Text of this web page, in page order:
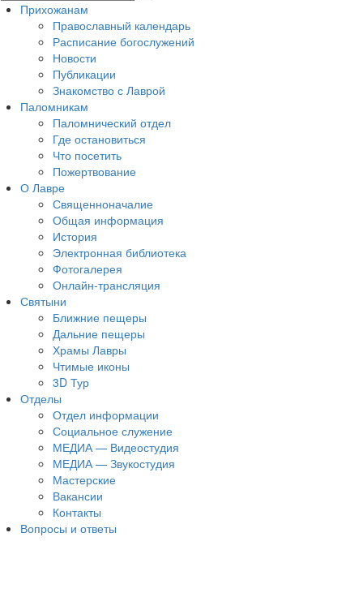
Прихожанам
Православный календарь
Расписание богослужений
Новости
Публикации
Знакомство с Лаврой
Паломникам
Паломнический отдел
Где остановиться
Что посетить
Пожертвование
О Лавре
Священноначалие
Общая информация
История
Электронная библиотека
Фотогалерея
Онлайн-трансляция
Святыни
Ближние пещеры
Дальние пещеры
Храмы Лавры
Чтимые иконы
3D Тур
Отделы
Отдел информации
Социальное служение
МЕДИА — Видеостудия
МЕДИА — Звукостудия
Мастерские
Вакансии
Контакты
Вопросы и ответы